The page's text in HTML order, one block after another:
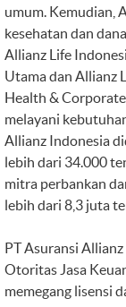
umum. Kemudian,
kesehatan dan
Allianz Life
Utama dan Allianz
Health &
melayani
Allianz Indonesia
lebih dari 34.000
mitra perbankan
lebih dari 8,3 juta
PT Asuransi
Otoritas Jasa
memegang lisensi